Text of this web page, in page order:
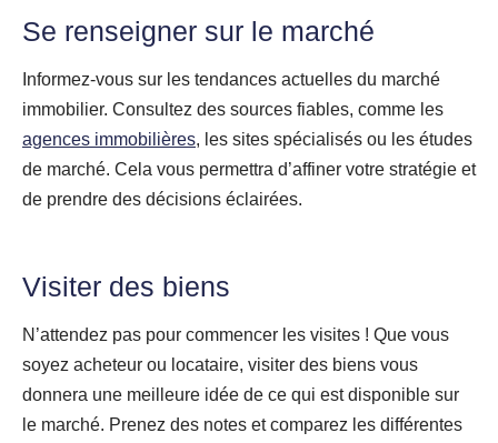
Se renseigner sur le marché
Informez-vous sur les tendances actuelles du marché
immobilier. Consultez des sources fiables, comme les
agences immobilières, les sites spécialisés ou les études
de marché. Cela vous permettra d’affiner votre stratégie et
de prendre des décisions éclairées.
Visiter des biens
N’attendez pas pour commencer les visites ! Que vous
soyez acheteur ou locataire, visiter des biens vous
donnera une meilleure idée de ce qui est disponible sur
le marché. Prenez des notes et comparez les différentes